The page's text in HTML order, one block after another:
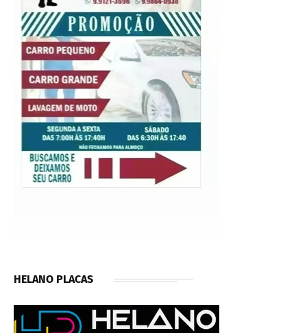
HELANO PLACAS